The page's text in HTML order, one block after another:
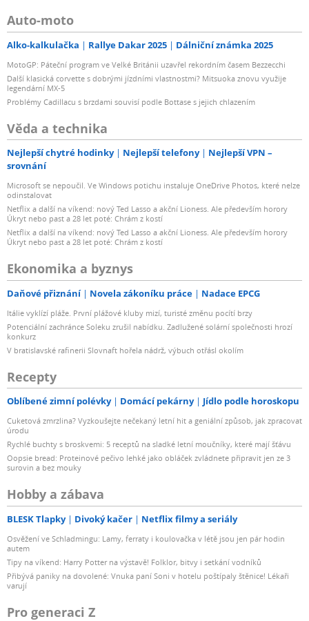
Auto-moto
Alko-kalkulačka Rallye Dakar 2025 Dálniční známka 2025
MotoGP: Páteční program ve Velké Británii uzavřel rekordním časem Bezzecchi
Další klasická corvette s dobrými jízdními vlastnostmi? Mitsuoka znovu využije
legendární MX-5
Problémy Cadillacu s brzdami souvisí podle Bottase s jejich chlazením
Věda a technika
Nejlepší chytré hodinky Nejlepší telefony
Nejlepší VPN –
srovnání
Microsoft se nepoučil. Ve Windows potichu instaluje OneDrive Photos, které nelze
odinstalovat
Netflix a další na víkend: nový Ted Lasso a akční Lioness. Ale především horory
Úkryt nebo past a 28 let poté: Chrám z kostí
Netflix a další na víkend: nový Ted Lasso a akční Lioness. Ale především horory
Úkryt nebo past a 28 let poté: Chrám z kostí
Ekonomika a byznys
Daňové přiznání Novela zákoníku práce Nadace EPCG
Itálie vyklízí pláže. První plážové kluby mizí, turisté změnu pocítí brzy
Potenciální zachránce Soleku zrušil nabídku. Zadlužené solární společnosti hrozí
konkurz
V bratislavské rafinerii Slovnaft hořela nádrž, výbuch otřásl okolím
Recepty
Oblíbené zimní polévky Domácí pekárny Jídlo podle horoskopu
Cuketová zmrzlina? Vyzkoušejte nečekaný letní hit a geniální způsob, jak zpracovat
úrodu
Rychlé buchty s broskvemi: 5 receptů na sladké letní moučníky, které mají šťávu
Oopsie bread: Proteinové pečivo lehké jako obláček zvládnete připravit jen ze 3
surovin a bez mouky
Hobby a zábava
BLESK Tlapky Divoký kačer Netflix filmy a seriály
Osvěžení ve Schladmingu: Lamy, ferraty i koulovačka v létě jsou jen pár hodin
autem
Tipy na víkend: Harry Potter na výstavě! Folklor, bitvy i setkání vodníků
Přibývá paniky na dovolené: Vnuka paní Soni v hotelu poštípaly štěnice! Lékaři
varují
Pro generaci Z